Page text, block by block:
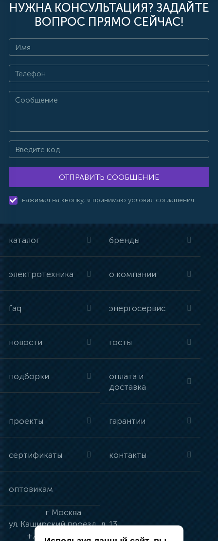
НУЖНА КОНСУЛЬТАЦИЯ? ЗАДАЙТЕ
ВОПРОС ПРЯМО СЕЙЧАС!
ОТПРАВИТЬ СООБЩЕНИЕ
нажимая на кнопку, я принимаю условия соглашения.
каталог бренды
электротехника о компании
faq энергосервис
новости госты
подборки
оплата и
доставка
проекты гарантии
сертификаты контакты
оптовикам
г. Москва
ул. Каширский проезд, д. 13
+7 (495) 134-41-83